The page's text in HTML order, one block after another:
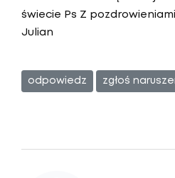
świecie Ps Z
Julian
odpowiedz zgłoś